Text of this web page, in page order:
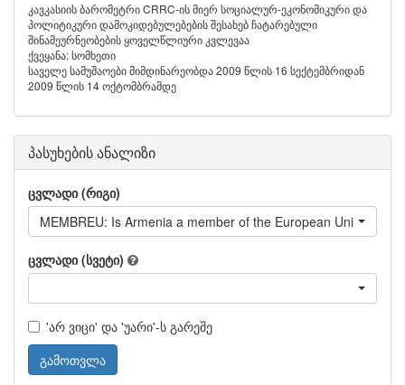
კავკასიის ბარომეტრი CRRC-ის მიერ სოციალურ-ეკონომიკური და
პოლიტიკური დამოკიდებულებების შესახებ ჩატარებული
შინამეურნეობების ყოველწლიური კვლევაა
ქვეყანა: სომხეთი
საველე სამუშაოები მიმდინარეობდა 2009 წლის 16 სექტემბრიდან
2009 წლის 14 ოქტომბრამდე
პასუხების ანალიზი
ცვლადი (რიგი)
MEMBREU: Is Armenia a member of the European Union?
ცვლადი (სვეტი)
'არ ვიცი' და 'უარი'-ს გარეშე
გამოთვლა